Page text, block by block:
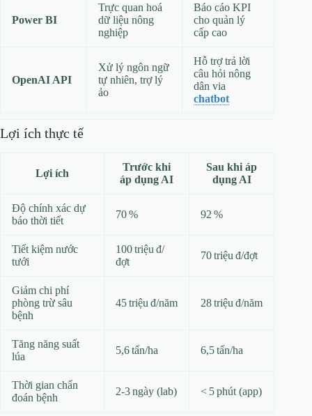
Power BI
Trực quan hoá
dữ liệu nông
nghiệp
Báo cáo KPI
cho quản lý
cấp cao
OpenAI API
Xử lý ngôn ngữ
tự nhiên, trợ lý
ảo
Hỗ trợ trả lời
câu hỏi nông
dân via
chatbot
Lợi ích thực tế
Lợi ích
Trước khi
áp dụng AI
Sau khi áp
dụng AI
Độ chính xác dự
báo thời tiết
70 % 92 %
Tiết kiệm nước
tưới
100 triệu đ/
đợt
70 triệu đ/đợt
Giảm chi phí
phòng trừ sâu
bệnh
45 triệu đ/năm 28 triệu đ/năm
Tăng năng suất
lúa
5,6 tấn/ha 6,5 tấn/ha
Thời gian chẩn
đoán bệnh
2‑3 ngày (lab) < 5 phút (app)